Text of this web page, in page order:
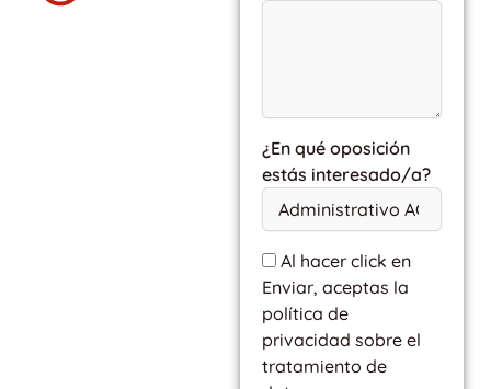
¿En qué oposición
estás interesado/a?
Al hacer click en
Enviar, aceptas la
política de
privacidad sobre el
tratamiento de